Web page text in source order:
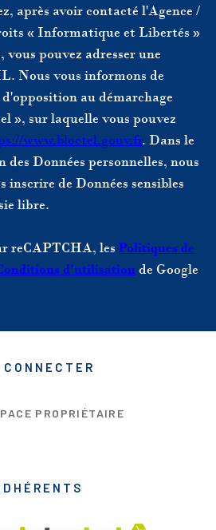
après avoir contacté l'Agence /
« Informatique et Libertés »
vous pouvez adresser une
Nous vous informons de
au démarchage
», sur laquelle vous pouvez
www.bloctel.gouv.fr. Dans le
Données personnelles, nous
inscrire de Données sensibles
libre.
reCAPTCHA, les Politiques de
d'utilisationde Google
CONNECTER
PROPRIÉTAIRE